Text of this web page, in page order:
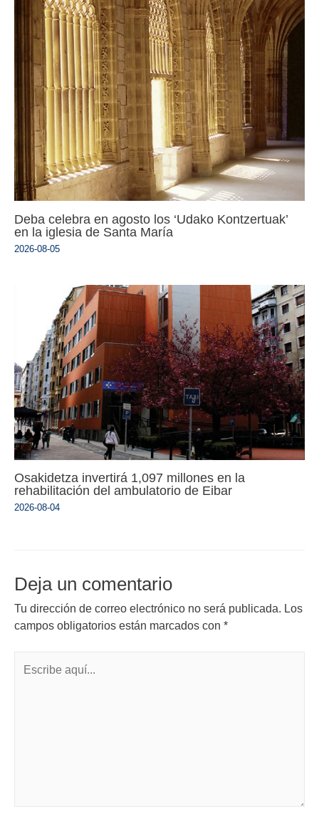
Deba celebra en agosto los ‘Udako Kontzertuak’
en la iglesia de Santa María
2026-08-05
Osakidetza invertirá 1,097 millones en la
rehabilitación del ambulatorio de Eibar
2026-08-04
Deja un comentario
Tu dirección de correo electrónico no será publicada. Los
campos obligatorios están marcados con *